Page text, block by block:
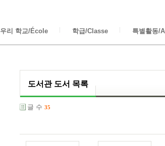
우리 학교/École 학급/Classe 특별활동/
도서관 도서 목록
글 수 35